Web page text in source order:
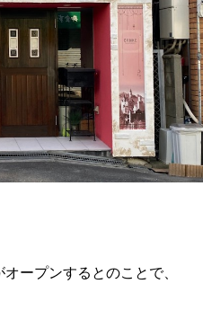
ープンするとのことで、